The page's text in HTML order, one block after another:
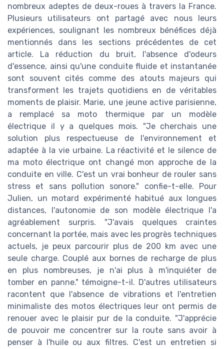
nombreux adeptes de deux-roues à travers la France.
Plusieurs utilisateurs ont partagé avec nous leurs
expériences, soulignant les nombreux bénéfices déjà
mentionnés dans les sections précédentes de cet
article. La réduction du bruit, l'absence d'odeurs
d'essence, ainsi qu'une conduite fluide et instantanée
sont souvent cités comme des atouts majeurs qui
transforment les trajets quotidiens en de véritables
moments de plaisir. Marie, une jeune active parisienne,
a remplacé sa moto thermique par un modèle
électrique il y a quelques mois. "Je cherchais une
solution plus respectueuse de l'environnement et
adaptée à la vie urbaine. La réactivité et le silence de
ma moto électrique ont changé mon approche de la
conduite en ville. C'est un vrai bonheur de rouler sans
stress et sans pollution sonore." confie-t-elle. Pour
Julien, un motard expérimenté habitué aux longues
distances, l'autonomie de son modèle électrique l'a
agréablement surpris. "J'avais quelques craintes
concernant la portée, mais avec les progrès techniques
actuels, je peux parcourir plus de 200 km avec une
seule charge. Couplé aux bornes de recharge de plus
en plus nombreuses, je n'ai plus à m'inquiéter de
tomber en panne." témoigne-t-il. D'autres utilisateurs
racontent que l'absence de vibrations et l'entretien
minimaliste des motos électriques leur ont permis de
renouer avec le plaisir pur de la conduite. "J'apprécie
de pouvoir me concentrer sur la route sans avoir à
penser à l'huile ou aux filtres. C'est un entretien si